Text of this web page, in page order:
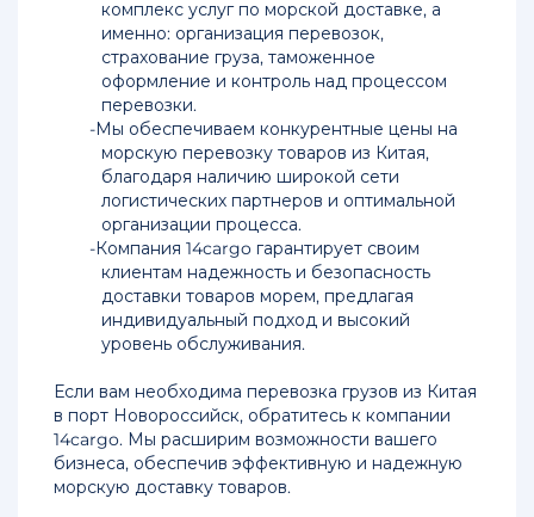
грузов
Китая
ключ
Доставка
Китая
Лучшие
предложения
Контактыkeyboard_arrow_down
Полезно
комплекс услуг по морской доставке, а
именно: организация перевозок,
страхование груза, таможенное
оформление и контроль над процессом
перевозки.
Мы обеспечиваем конкурентные цены на
морскую перевозку товаров из Китая,
благодаря наличию широкой сети
логистических партнеров и оптимальной
организации процесса.
Компания 14cargo гарантирует своим
клиентам надежность и безопасность
доставки товаров морем, предлагая
индивидуальный подход и высокий
уровень обслуживания.
Если вам необходима перевозка грузов из Китая
в порт Новороссийск, обратитесь к компании
14cargo. Мы расширим возможности вашего
бизнеса, обеспечив эффективную и надежную
морскую доставку товаров.